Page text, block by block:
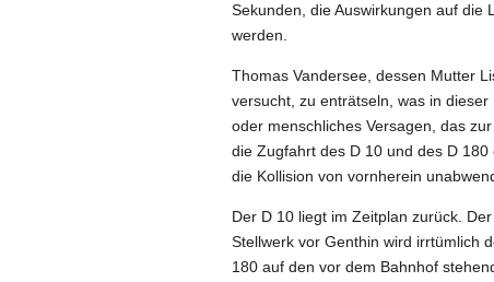
Sekunden, die Auswirkungen auf die
werden.
Thomas Vandersee, dessen Mutter
versucht, zu enträtseln, was in
oder menschliches Versagen, das
die Zugfahrt des D 10 und des D
die Kollision von vornherein
Der D 10 liegt im Zeitplan zurück.
Stellwerk vor Genthin wird irrtümlich
180 auf den vor dem Bahnhof